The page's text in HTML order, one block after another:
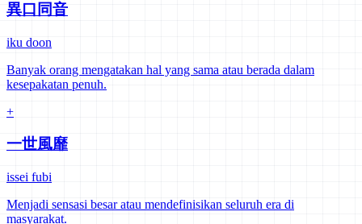
異口同音
iku doon
Banyak orang mengatakan hal yang sama atau berada dalam
kesepakatan penuh.
+
一世風靡
issei fubi
Menjadi sensasi besar atau mendefinisikan seluruh era di
masyarakat.